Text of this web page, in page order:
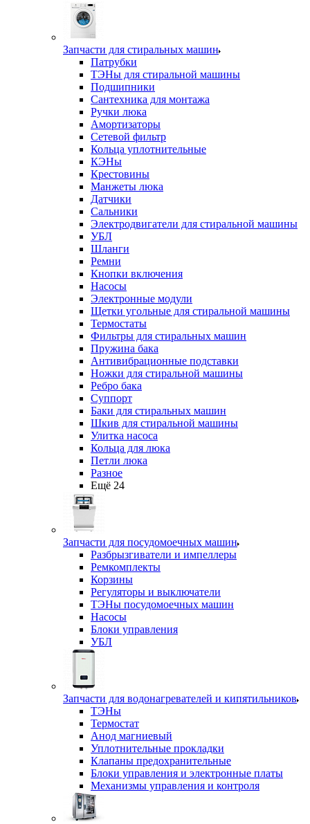
Запчасти для стиральных машин
Патрубки
ТЭНы для стиральной машины
Подшипники
Сантехника для монтажа
Ручки люка
Амортизаторы
Сетевой фильтр
Кольца уплотнительные
КЭНы
Крестовины
Манжеты люка
Датчики
Сальники
Электродвигатели для стиральной машины
УБЛ
Шланги
Ремни
Кнопки включения
Насосы
Электронные модули
Щетки угольные для стиральной машины
Термостаты
Фильтры для стиральных машин
Пружина бака
Антивибрационные подставки
Ножки для стиральной машины
Ребро бака
Суппорт
Баки для стиральных машин
Шкив для стиральной машины
Улитка насоса
Кольца для люка
Петли люка
Разное
Ещё 24
Запчасти для посудомоечных машин
Разбрызгиватели и импеллеры
Ремкомплекты
Корзины
Регуляторы и выключатели
ТЭНы посудомоечных машин
Насосы
Блоки управления
УБЛ
Запчасти для водонагревателей и кипятильников
ТЭНы
Термостат
Анод магниевый
Уплотнительные прокладки
Клапаны предохранительные
Блоки управления и электронные платы
Механизмы управления и контроля